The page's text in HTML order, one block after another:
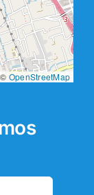
©OpenStreetMap